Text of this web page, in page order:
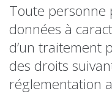
Toute personne
données à
d’un traitement
des droits
réglementation